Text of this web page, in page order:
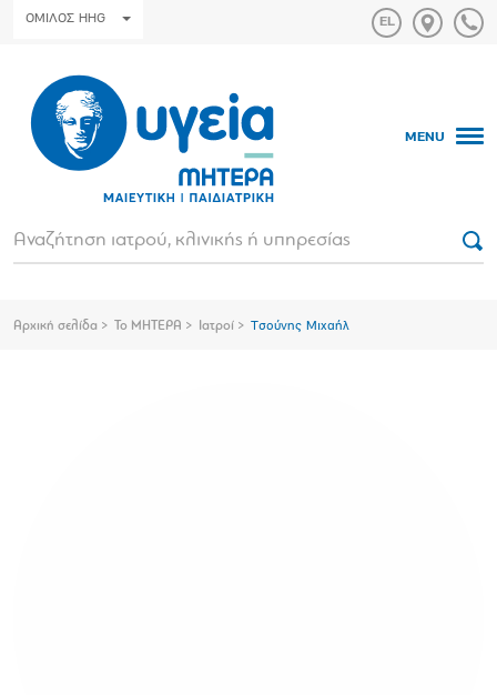
ΟΜΙΛΟΣ HHG
MENU
Αρχική σελίδα Το ΜΗΤΕΡΑ Ιατροί Τσούνης Μιχαήλ